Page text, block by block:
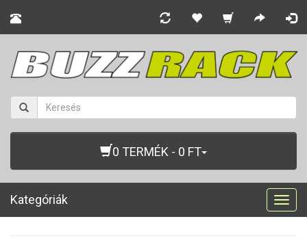
0 TERMÉK - 0 FT
Kategóriák